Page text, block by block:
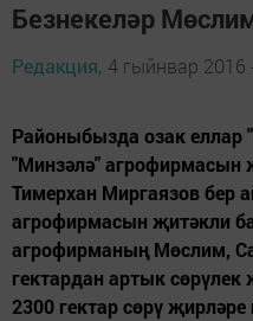
Безнекеләр
Редакция, 4 гыйнвар 2016
Районыбызда озак еллар
"Минзәлә" агрофирмасын
Тимерхан Миргаязов бер
агрофирмасын җитәкли
агрофирманың Мөслим,
гектардан артык
2300 гектар сөрү